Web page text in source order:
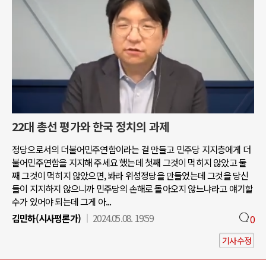
22대 총선 평가와 한국 정치의 과제
정당으로서의 더불어민주연합이라는 걸 만들고 민주당 지지층에게 더
불어민주연합을 지지해 주세요 했는데 첫째 그것이 먹히지 않았고 둘
째 그것이 먹히지 않았으면, 봐라 위성정당을 만들었는데 그것을 당신
들이 지지하지 않으니까 민주당의 손해로 돌아오지 않느냐라고 얘기할
수가 있어야 되는데 그게 아...
김민하(시사평론가)
2024.05.08. 19:59 0
기사수정